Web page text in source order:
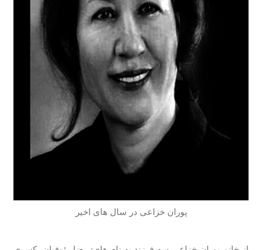
پوران خزاعی در سال های اخیر